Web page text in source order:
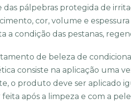
das pálpebras protegida de
cor, volume e
a condição das pestanas,
de beleza de
consiste na aplicação uma
o produto deve ser aplicado
após a limpeza e com a